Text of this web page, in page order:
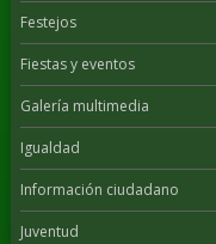
Festejos
Fiestas y eventos
Galería multimedia
Igualdad
Información ciudadano
Juventud